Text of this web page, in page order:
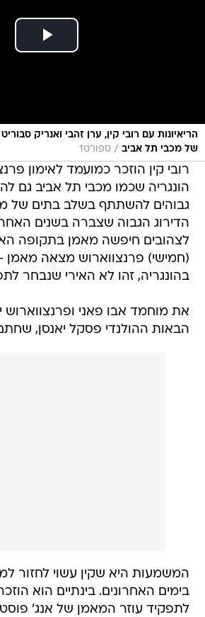
הריאיונות עם רובי קין, ערן זהבי ואנריק
של מכבי תל אביב / ספורט1
רובי קין הוזכר כמועמד לאימון
הונגריה שכמו מכבי תל אביב גם לה
גבוהים להשתתף בשלב בתים של
הדירוג הגבוה שצברה בשנים
לצהובים חיפשה מאמן בתקופה
(חמישי) פרנצווארוש מצאה מאמן -
בהונגריה, זהו לא האירי שנבחר
את מוחמד אבו פאני ופרנצווארוש
הבאות ההולנדי פסקל יאנסן,
המשמעות היא שקין עשוי לחזור
בימים האחרונים. בינתיים הוא
לתפקיד עוזר המאמן של אנג'